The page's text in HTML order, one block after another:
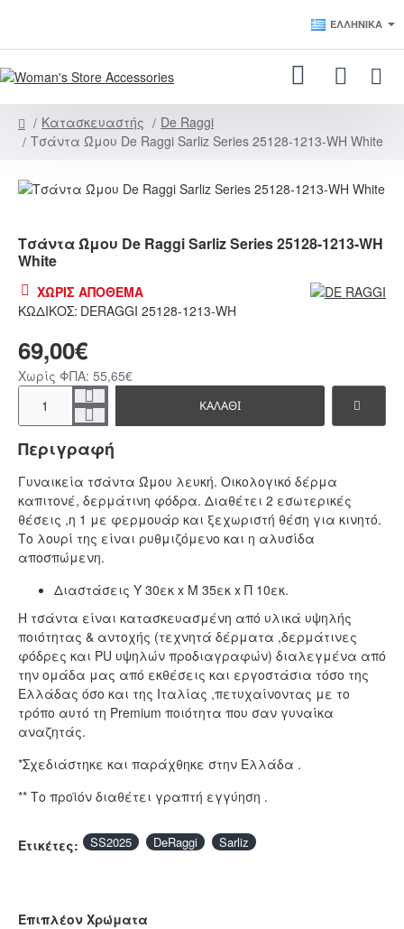
ΕΛΛΗΝΙΚΆ
h
m
e
Κατασκευαστής
De Raggi
Τσάντα Ώμου De Raggi Sarliz Series 25128-1213-WH White
Τσάντα Ώμου De Raggi Sarliz Series 25128-1213-WH
White
ΧΩΡΊΣ ΑΠΌΘΕΜΑ
ΚΩΔΙΚΌΣ: DERAGGI 25128-1213-WH
69,00€
Χωρίς ΦΠΑ: 55,65€
ΚΑΛΆΘΙ
Περιγραφή
Γυναικεία τσάντα Ώμου λευκή. Οικολογικό δέρμα
καπιτονέ, δερμάτινη φόδρα. Διαθέτει 2 εσωτερικές
θέσεις ,η 1 με φερμουάρ και ξεχωριστή θέση για κινητό.
Το λουρί της είναι ρυθμιζόμενο και η αλυσίδα
αποσπώμενη.
Διαστάσεις Υ 30εκ x Μ 35εκ x Π 10εκ.
Η τσάντα είναι κατασκευασμένη από υλικά υψηλής
ποιότητας & αντοχής (τεχνητά δέρματα ,δερμάτινες
φόδρες και PU υψηλών προδιαγραφών) διαλεγμένα από
την ομάδα μας από εκθέσεις και εργοστάσια τόσο της
Ελλάδας όσο και της Ιταλίας ,πετυχαίνοντας με το
τρόπο αυτό τη Premium ποιότητα που σαν γυναίκα
αναζητάς.
*Σχεδιάστηκε και παράχθηκε στην Ελλάδα .
** Το προϊόν διαθέτει γραπτή εγγύηση .
Ετικέτες: SS2025 DeRaggi Sarliz
Επιπλέον Χρώματα